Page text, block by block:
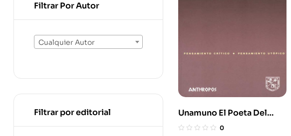
Unamuno El Poeta Del
Pensamiento
0
Filtrar Por Autor
Cualquier Autor
Filtrar por editorial